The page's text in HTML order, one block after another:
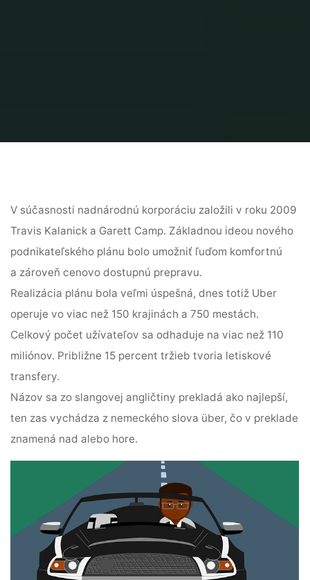
V súčasnosti nadnárodnú korporáciu založili v roku 2009
Travis Kalanick a Garett Camp. Základnou ideou nového
podnikateľského plánu bolo umožniť ľuďom komfortnú
a zároveň cenovo dostupnú prepravu.
Realizácia plánu bola veľmi úspešná, dnes totiž Uber
operuje vo viac než 150 krajinách a 750 mestách.
Celkový počet užívateľov sa odhaduje na viac než 110
miliónov. Približne 15 percent tržieb tvoria letiskové
transfery.
Názov sa zo slangovej angličtiny prekladá ako najlepší,
ten zas vychádza z nemeckého slova über, čo v preklade
znamená nad alebo hore.